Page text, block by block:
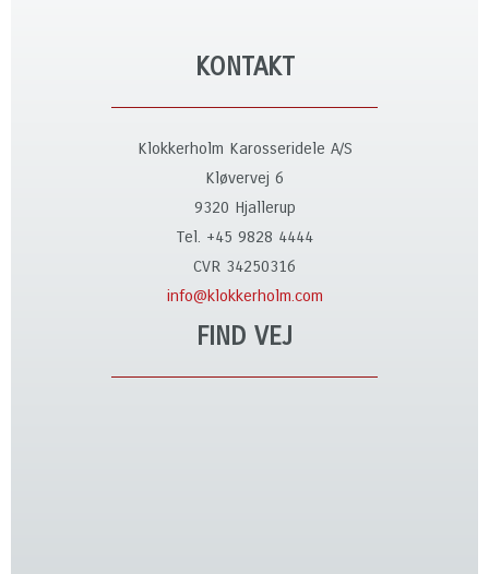
KONTAKT
Klokkerholm Karosseridele A/S
Kløvervej 6
9320 Hjallerup
Tel. +45 9828 4444
CVR 34250316
info@klokkerholm.com
FIND VEJ